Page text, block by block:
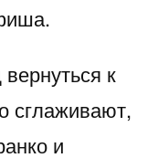
к
сглаживают,
и